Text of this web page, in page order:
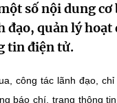
thông
điều hành
dân về dự thảo
nghệ
số nội dung cơ
đạo, quản lý hoạt
tin điện tử.
công tác lãnh đạo,
báo chí, trang thông